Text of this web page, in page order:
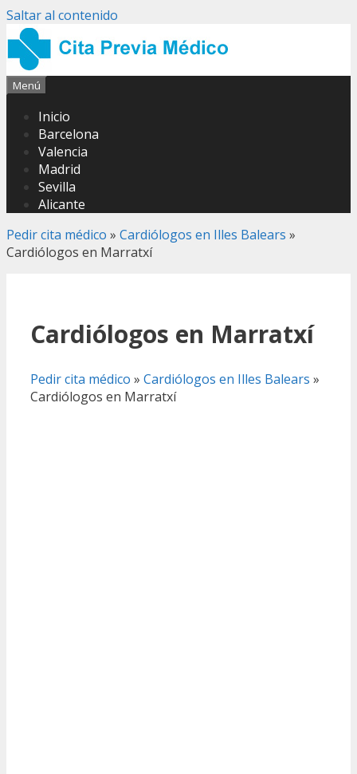
Saltar al contenido
Menú
Inicio
Barcelona
Valencia
Madrid
Sevilla
Alicante
Pedir cita médico » Cardiólogos en Illes Balears »
Cardiólogos en Marratxí
Cardiólogos en Marratxí
Pedir cita médico » Cardiólogos en Illes Balears »
Cardiólogos en Marratxí